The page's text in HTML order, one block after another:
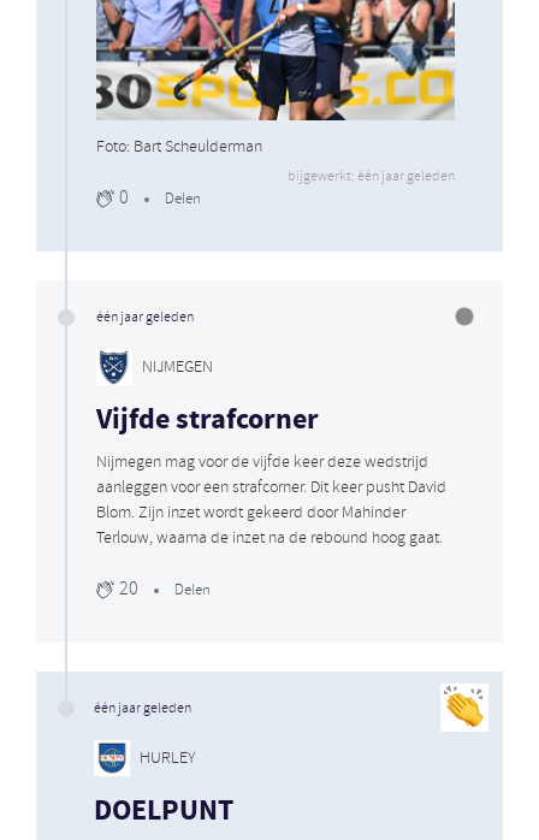
Foto: Bart Scheulderman
bijgewerkt: één jaar geleden
0 Delen
één jaar geleden
NIJMEGEN
Vijfde strafcorner
Nijmegen mag voor de vijfde keer deze wedstrijd
aanleggen voor een strafcorner. Dit keer pusht David
Blom. Zijn inzet wordt gekeerd door Mahinder
Terlouw, waarna de inzet na de rebound hoog gaat.
20 Delen
één jaar geleden
HURLEY
DOELPUNT